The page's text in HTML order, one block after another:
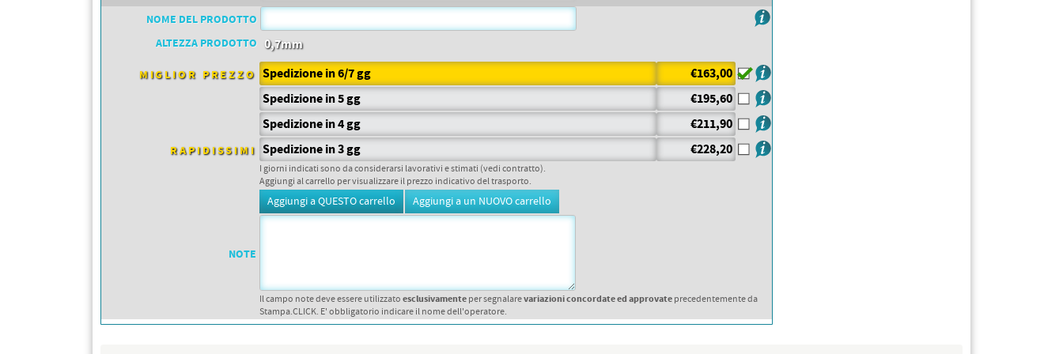
DORSALI TARGHE
NOME DEL PRODOTTO
ALTEZZA PRODOTTO 0,7mm
MIGLIOR PREZZO Spedizione in 6/7 gg
€163,00
Spedizione in 5 gg
€195,60
Spedizione in 4 gg
€211,90
RAPIDISSIMI Spedizione in 3 gg €228,20
I giorni indicati sono da considerarsi lavorativi e stimati (vedi contratto).
Aggiungi al carrello per visualizzare il prezzo indicativo del trasporto.
NOTE
Il campo note deve essere utilizzatoesclusivamenteper segnalarevariazioni concordate ed approvateprecedentemente da
Stampa.CLICK. E' obbligatorio indicare il nome dell'operatore.